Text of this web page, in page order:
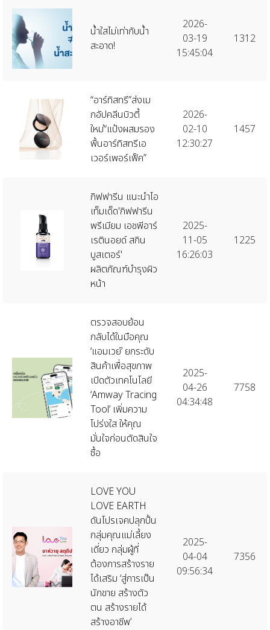
น้ำใสไม่เท่ากับน้ำ
สะอาด!
2026-
03-19
15:45:04
1312
“อาร์ทิสทรี”ส่งเม
กอัปคลีนบิวตี้
ใหม่“แป้งผสมรอง
พื้นอาร์ทิสทรีเอ
เวอร์เพอร์เฟ็ค”
2026-
02-10
12:30:27
1457
กิฟฟารีน แนะนำไอ
เท็มเด็ด'กิฟฟารีน
พรีเมียม เอชพีอาร์
เรตินอยด์ สกิน
บูสเตอร์'
ผลิตภัณฑ์บำรุงผิว
หน้า
2025-
11-05
16:26:03
1225
ตรวจสอบย้อน
กลับได้ในมือคุณ
‘แอมเวย์’ ยกระดับ
สินค้าเพื่อสุขภาพ
เปิดตัวเทคโนโลยี
‘Amway Tracing
Tool’ เพิ่มความ
โปร่งใส ให้คุณ
มั่นใจก่อนตัดสินใจ
ซื้อ
2025-
04-26
04:34:48
7758
LOVE YOU
LOVE EARTH
ดันโปรเจคปลุกปั้น
กลุ่มคุณแม่เลี้ยง
เดี่ยว กลุ่มผู้ที่
ต้องการสร้างราย
ได้เสริม ‘สู่การเป็น
นักขาย สร้างตัว
ตน สร้างรายได้
สร้างอาชีพ’
2025-
04-04
09:56:34
7356